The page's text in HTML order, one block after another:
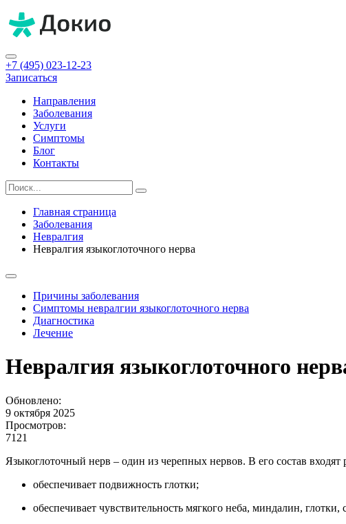
+7 (495) 023-12-23
Записаться
Направления
Заболевания
Услуги
Симптомы
Блог
Контакты
Главная страница
Заболевания
Невралгия
Невралгия языкоглоточного нерва
Причины заболевания
Симптомы невралгии языкоглоточного нерва
Диагностика
Лечение
Невралгия языкоглоточного
Обновлено:
9 октября 2025
Просмотров:
7121
Языкоглоточный нерв – один из черепных нервов. В его состав
обеспечивает подвижность глотки;
обеспечивает чувствительность мягкого неба, миндалин,